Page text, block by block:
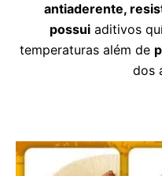
antiaderente,
possuiaditivos
temperaturas além de
dos